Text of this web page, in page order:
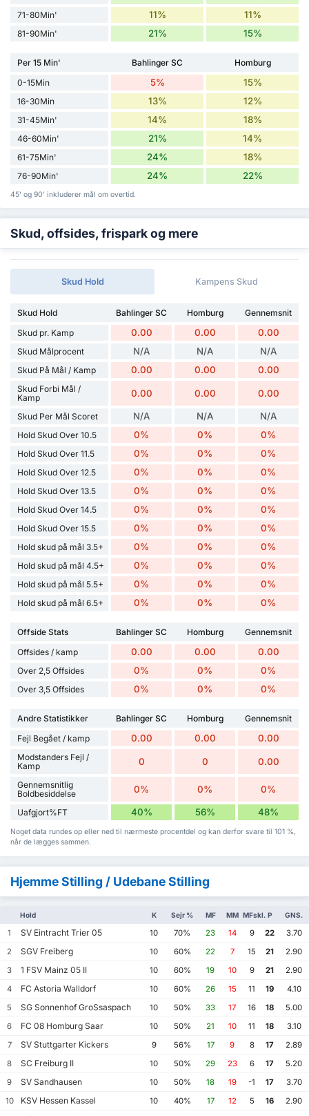
71-80Min' 11% 11%
81-90Min' 21% 15%
Per 15 Min' Bahlinger SC
Homburg
0-15Min
5% 15%
16-30Min 13% 12%
31-45Min' 14% 18%
46-60Min' 21% 14%
61-75Min' 24% 18%
76-90Min' 24% 22%
45' og 90' inkluderer mål om overtid.
Skud, offsides, frispark og mere
Skud Hold Kampens Skud
Skud Hold Bahlinger SC Homburg
Gennemsnit
Skud pr. Kamp
0.00 0.00 0.00
Skud Målprocent N/A N/A N/A
Skud På Mål / Kamp 0.00 0.00 0.00
Skud Forbi Mål /
Kamp
0.00 0.00 0.00
Skud Per Mål Scoret N/A N/A N/A
Hold Skud Over 10.5 0% 0% 0%
Hold Skud Over 11.5 0% 0% 0%
Hold Skud Over 12.5 0% 0% 0%
Hold Skud Over 13.5 0% 0% 0%
Hold Skud Over 14.5 0% 0% 0%
Hold Skud Over 15.5 0% 0% 0%
Hold skud på mål 3.5+ 0% 0% 0%
Hold skud på mål 4.5+ 0% 0% 0%
Hold skud på mål 5.5+ 0% 0% 0%
Hold skud på mål 6.5+ 0% 0% 0%
Offside Stats Bahlinger SC Homburg
Gennemsnit
Offsides / kamp
0.00 0.00 0.00
Over 2,5 Offsides 0% 0% 0%
Over 3,5 Offsides 0% 0% 0%
Andre Statistikker Bahlinger SC Homburg
Gennemsnit
Fejl Begået / kamp
0.00 0.00 0.00
Modstanders Fejl /
Kamp
0 0 0.00
Gennemsnitlig
Boldbesiddelse
0% 0% 0%
Uafgjort%FT 40% 56% 48%
Noget data rundes op eller ned til nærmeste procentdel og kan derfor svare til 101 %,
når de lægges sammen.
Hjemme Stilling / Udebane Stilling
Hold K Sejr % MF MM MFskl. P GNS.
1 SV Eintracht Trier 05 10 70% 23 14 9 22
3.70
2
SGV Freiberg 10 60% 22 7 15 21
2.90
3
1 FSV Mainz 05 II 10 60% 19 10 9 21
2.90
4
FC Astoria Walldorf 10 60% 26 15 11 19
4.10
5
SG Sonnenhof GroSsaspach 10 50% 33 17 16 18
5.00
6
FC 08 Homburg Saar 10 50% 21 10 11 18
3.10
7
SV Stuttgarter Kickers 9 56% 17 9 8 17
2.89
8
SC Freiburg II 10 50% 29 23 6 17
5.20
9
SV Sandhausen 10 50% 18 19 -1 17
3.70
10
KSV Hessen Kassel 10 40% 17 12 5 16
2.90